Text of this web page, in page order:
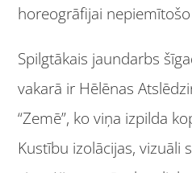
horeogrāfijai
Spilgtākais jaundarbs
vakarā ir Hēlēnas
“Zemē”, ko viņa izpilda
Kustību izolācijas, vizuāli